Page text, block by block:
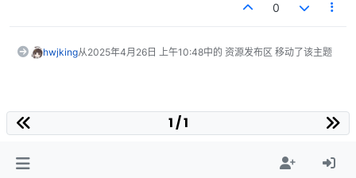
0
hwjking从2025年4月26日 上午10:48中的 资源发布区 移动了该主题
1 / 1